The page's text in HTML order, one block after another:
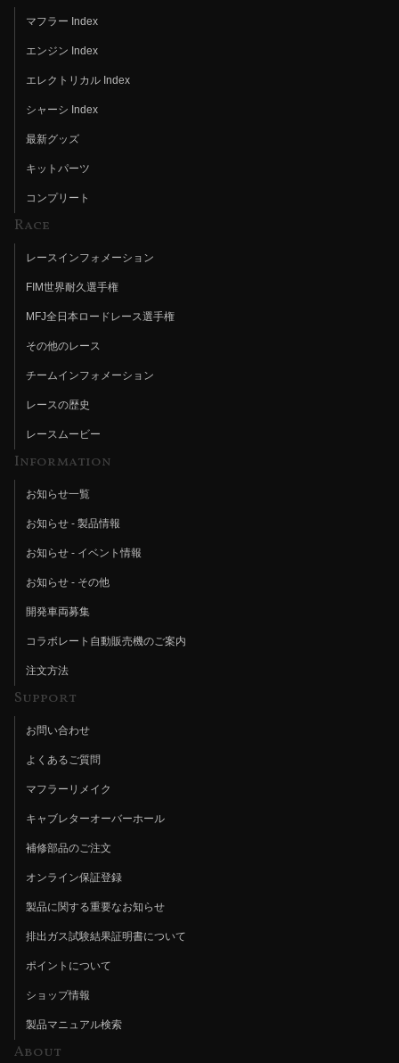
マフラー Index
エンジン Index
エレクトリカル Index
シャーシ Index
最新グッズ
キットパーツ
コンプリート
Race
レースインフォメーション
FIM世界耐久選手権
MFJ全日本ロードレース選手権
その他のレース
チームインフォメーション
レースの歴史
レースムービー
Information
お知らせ一覧
お知らせ - 製品情報
お知らせ - イベント情報
お知らせ - その他
開発車両募集
コラボレート自動販売機のご案内
注文方法
Support
お問い合わせ
よくあるご質問
マフラーリメイク
キャブレターオーバーホール
補修部品のご注文
オンライン保証登録
製品に関する重要なお知らせ
排出ガス試験結果証明書について
ポイントについて
ショップ情報
製品マニュアル検索
About